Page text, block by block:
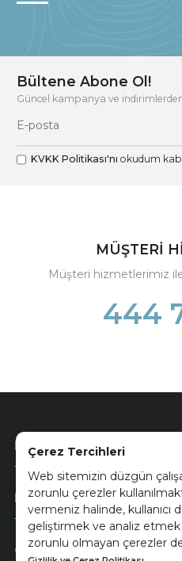
Çerez Tercihleri
Web sitemizin düzgün
zorunlu çerezler
vermeniz halinde, kullanıcı
geliştirmek ve analiz etmek
zorunlu olmayan çerezler de
Bültene Abone Ol!
Güncel kampanya ve
KVKK Politikası'nı okudum
MÜŞTERİ
Müşteri hizmetlerimiz
444
Kurumsal
Müşteri Hizmetleri
Ödeme